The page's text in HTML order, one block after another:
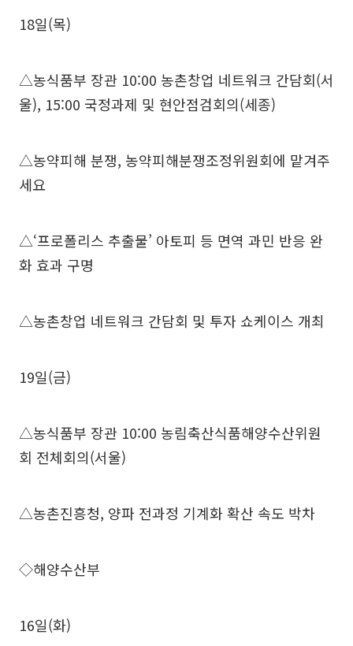
18일(목)
△농식품부 장관 10:00 농촌창업 네트워크 간담회(서
울), 15:00 국정과제 및 현안점검회의(세종)
△농약피해 분쟁, 농약피해분쟁조정위원회에 맡겨주
세요
△‘프로폴리스 추출물’ 아토피 등 면역 과민 반응 완
화 효과 구명
△농촌창업 네트워크 간담회 및 투자 쇼케이스 개최
19일(금)
△농식품부 장관 10:00 농림축산식품해양수산위원
회 전체회의(서울)
△농촌진흥청, 양파 전과정 기계화 확산 속도 박차
◇해양수산부
16일(화)